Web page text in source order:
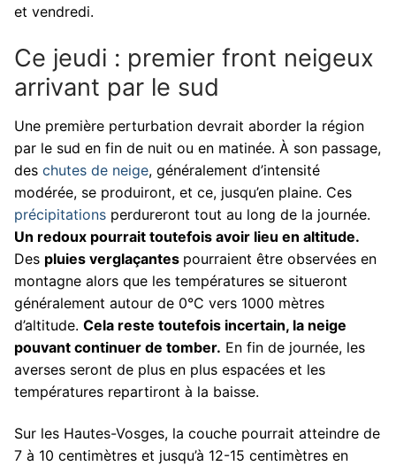
et vendredi.
Ce jeudi : premier front neigeux
arrivant par le sud
Une première perturbation devrait aborder la région
par le sud en fin de nuit ou en matinée. À son passage,
des chutes de neige, généralement d’intensité
modérée, se produiront, et ce, jusqu’en plaine. Ces
précipitations perdureront tout au long de la journée.
Un redoux pourrait toutefois avoir lieu en altitude.
Des pluies verglaçantes pourraient être observées en
montagne alors que les températures se situeront
généralement autour de 0°C vers 1000 mètres
d’altitude. Cela reste toutefois incertain, la neige
pouvant continuer de tomber. En fin de journée, les
averses seront de plus en plus espacées et les
températures repartiront à la baisse.
Sur les Hautes-Vosges, la couche pourrait atteindre de
7 à 10 centimètres et jusqu’à 12-15 centimètres en